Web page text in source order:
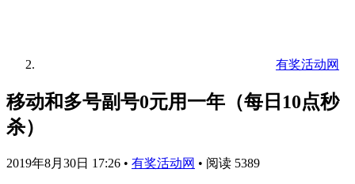
有奖活动网
移动和多号副号0元用一年（每日10点秒
杀）
2019年8月30日 17:26 • 有奖活动网 • 阅读 5389